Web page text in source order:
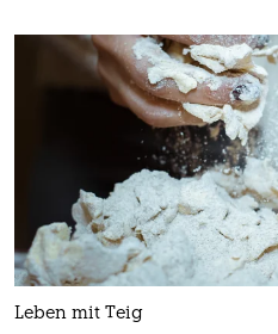
Leben mit Teig